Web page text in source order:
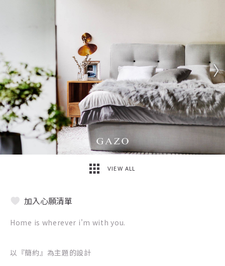
VIEW ALL
加入心願清單
Home is wherever i'm with you.
以『簡約』為主題的設計